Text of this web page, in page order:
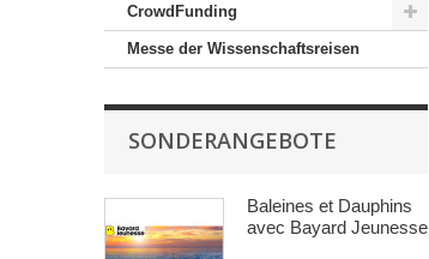
CrowdFunding
Messe der Wissenschaftsreisen
SONDERANGEBOTE
Baleines et Dauphins
avec Bayard Jeunesse